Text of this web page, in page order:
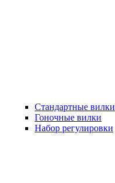
Стандартные вилки
Гоночные вилки
Набор регулировки